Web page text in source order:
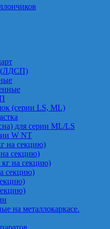
(ЛДСП)
(серии LS, ML)
для серии ML/LS
W NT
на секцию)
секцию)
кг на секцию)
секцию)
на металлокаркасе.